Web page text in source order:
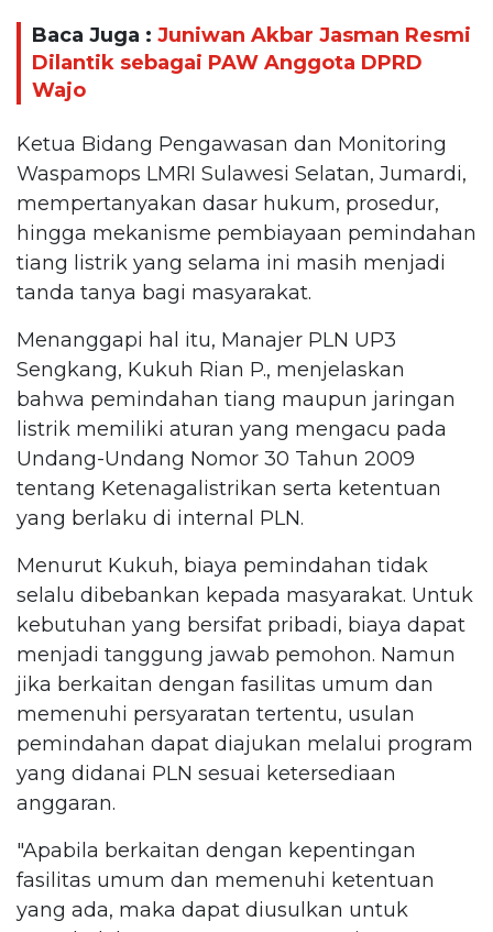
Baca Juga : Juniwan Akbar Jasman Resmi
Dilantik sebagai PAW Anggota DPRD
Wajo
Ketua Bidang Pengawasan dan Monitoring
Waspamops LMRI Sulawesi Selatan, Jumardi,
mempertanyakan dasar hukum, prosedur,
hingga mekanisme pembiayaan pemindahan
tiang listrik yang selama ini masih menjadi
tanda tanya bagi masyarakat.
Menanggapi hal itu, Manajer PLN UP3
Sengkang, Kukuh Rian P., menjelaskan
bahwa pemindahan tiang maupun jaringan
listrik memiliki aturan yang mengacu pada
Undang-Undang Nomor 30 Tahun 2009
tentang Ketenagalistrikan serta ketentuan
yang berlaku di internal PLN.
Menurut Kukuh, biaya pemindahan tidak
selalu dibebankan kepada masyarakat. Untuk
kebutuhan yang bersifat pribadi, biaya dapat
menjadi tanggung jawab pemohon. Namun
jika berkaitan dengan fasilitas umum dan
memenuhi persyaratan tertentu, usulan
pemindahan dapat diajukan melalui program
yang didanai PLN sesuai ketersediaan
anggaran.
"Apabila berkaitan dengan kepentingan
fasilitas umum dan memenuhi ketentuan
yang ada, maka dapat diusulkan untuk